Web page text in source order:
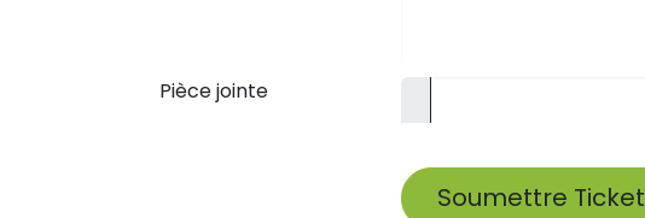
Pièce jointe
Soumettre Ticket